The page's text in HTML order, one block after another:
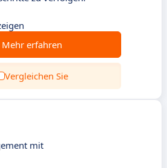
Mehr erfahren
Vergleichen Sie
mit